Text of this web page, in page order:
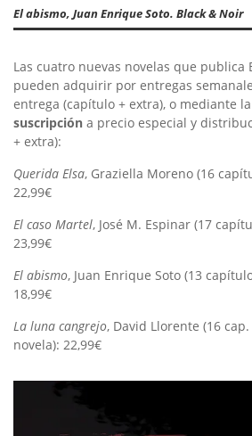
El abismo, Juan Enrique Soto. Black & Noir
Las cuatro nuevas novelas que publica
pueden adquirir por entregas
entrega (capítulo + extra), o mediante
suscripción a precio especial y
+ extra):
Querida Elsa, Graziella Moreno (16
22,99€
El caso Martel, José M. Espinar (17
23,99€
El abismo, Juan Enrique Soto (13
18,99€
La luna cangrejo, David Llorente (16
novela): 22,99€